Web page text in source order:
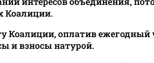
Коалиции.
Коалиции, оплатив
и взносы натурой.